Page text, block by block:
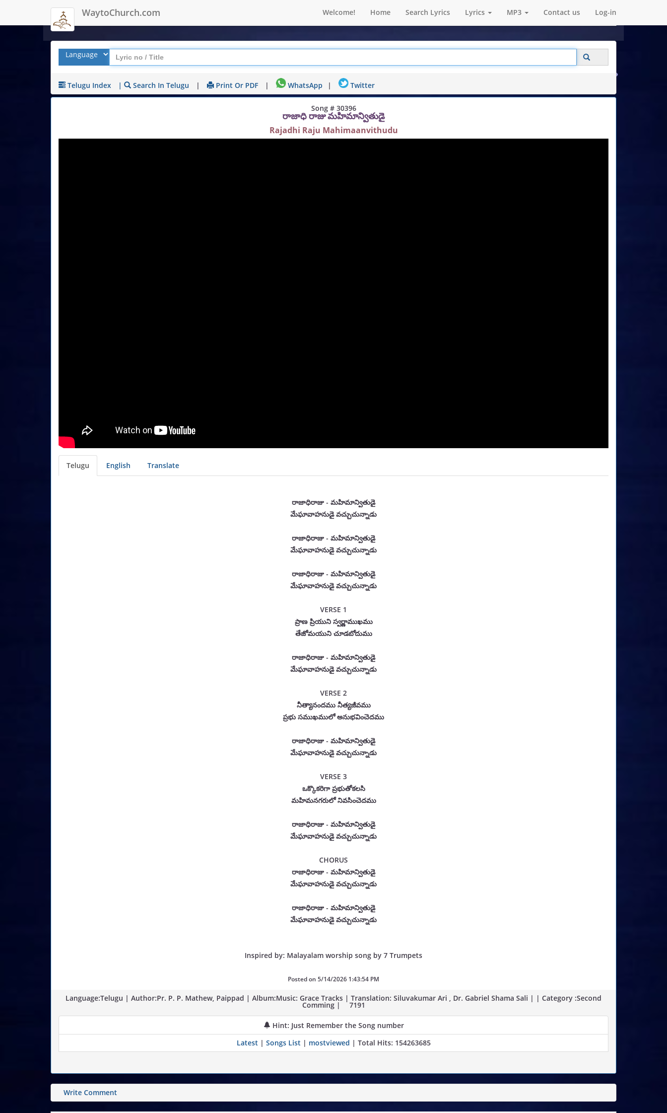
WaytoChurch.com Welcome! Home Search Lyrics Lyrics MP3 Contact us Log-in
Telugu Index | Search In Telugu | Print Or PDF | WhatsApp | Twitter
Song # 30396
రాజాధి రాజు మహిమాన్వితుడై
Rajadhi Raju Mahimaanvithudu
Telugu English Translate
రాజాధిరాజు - మహిమాన్వితుడై
మేఘావాహనుడై వచ్చుచున్నాడు
రాజాధిరాజు - మహిమాన్వితుడై
మేఘావాహనుడై వచ్చుచున్నాడు
రాజాధిరాజు - మహిమాన్వితుడై
మేఘావాహనుడై వచ్చుచున్నాడు
VERSE 1
ప్రాణ ప్రియుని స్వర్ణాముఖము
తేజోమయుని చూడబోదుము
రాజాధిరాజు - మహిమాన్వితుడై
మేఘావాహనుడై వచ్చుచున్నాడు
VERSE 2
నీత్యానందము నీత్యజీవము
ప్రభు సముఖములో అనుభవించెదము
రాజాధిరాజు - మహిమాన్వితుడై
మేఘావాహనుడై వచ్చుచున్నాడు
VERSE 3
ఒక్కొకరిగా ప్రభుతోకలసి
మహిమనగరులో నివసించెదము
రాజాధిరాజు - మహిమాన్వితుడై
మేఘావాహనుడై వచ్చుచున్నాడు
CHORUS
రాజాధిరాజు - మహిమాన్వితుడై
మేఘావాహనుడై వచ్చుచున్నాడు
రాజాధిరాజు - మహిమాన్వితుడై
మేఘావాహనుడై వచ్చుచున్నాడు
Inspired by: Malayalam worship song by 7 Trumpets
Posted on 5/14/2026 1:43:54 PM
Language:Telugu | Author:Pr. P. P. Mathew, Paippad | Album:Music: Grace Tracks | Translation: Siluvakumar Ari , Dr. Gabriel Shama Sali | | Category :Second
Comming | 7191
Hint: Just Remember the Song number
Latest | Songs List| mostviewed | Total Hits: 154263685
Write Comment